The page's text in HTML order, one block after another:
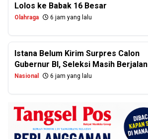
Lolos ke Babak 16 Besar
Olahraga 6 jam yang lalu
Istana Belum Kirim Surpres Calon
Gubernur BI, Seleksi Masih Berjalan
Nasional 6 jam yang lalu